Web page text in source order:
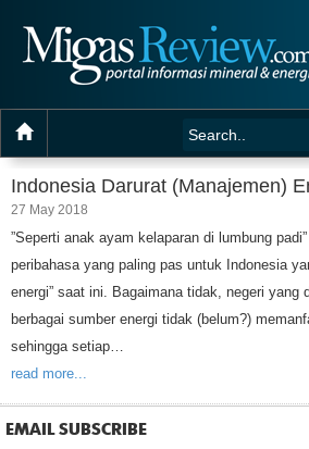
Indonesia Darurat (Manajemen)
27 May 2018
”Seperti anak ayam kelaparan di lumbung
peribahasa yang paling pas untuk Indonesia
energi” saat ini. Bagaimana tidak, negeri yang
berbagai sumber energi tidak (belum?)
sehingga setiap…
read more...
EMAIL SUBSCRIBE